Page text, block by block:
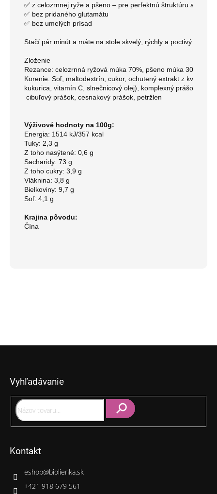
✅ z celozrnnej ryže a pšeno – pre perfektnú štruktúru a
✅ bez pridaného glutamátu
✅ bez umelých prísad
Stačí pár minút a máte na stole skvelý, rýchly a poctivý
Zloženie
Rezance: celozrnná ryžová múka 70%, pšeno múka 30%
Korenie: Soľ, maltodextrín, cukor, ochutený extrakt z kvasníc
kukurica, vitamín C, slnečnicový olej), komplexný prášok zo
cibuľový prášok, cesnakový prášok, petržlen
Výživové hodnoty na 100g:
Energia: 1514 kJ/357 kcal
Tuky: 2,3 g
Z toho nasýtené: 0,6 g
Sacharidy: 73 g
Z toho cukry: 3,9 g
Vláknina: 3,8 g
Bielkoviny: 9,7 g
Soľ: 4,1 g
Krajina pôvodu:
Čína
Vyhľadávanie
Kontakt
eshop@biolienka.sk
+421 918 679 561